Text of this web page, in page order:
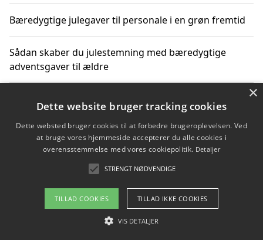
Bæredygtige julegaver til personale i en grøn fremtid
Sådan skaber du julestemning med bæredygtige
adventsgaver til ældre
Copyright 2026 - Pilanto Aps
×
Dette website bruger tracking cookies
Dette websted bruger cookies til at forbedre brugeroplevelsen. Ved
at bruge vores hjemmeside accepterer du alle cookies i
overensstemmelse med vores cookiepolitik. Detaljer
STRENGT NØDVENDIGE
TILLAD COOKIES TILLAD IKKE COOKIES
VIS DETALJER